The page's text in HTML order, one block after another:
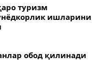
туризм
ишларини
обод қилинади